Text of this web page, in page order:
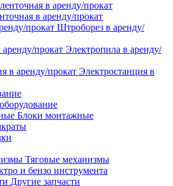
в аренду/прокат
Штроборез в аренду/
Электропила в аренду/
Электростанция в
Блоки монтажные
Тяговые механизмы
и бензо инструмента
Другие запчасти